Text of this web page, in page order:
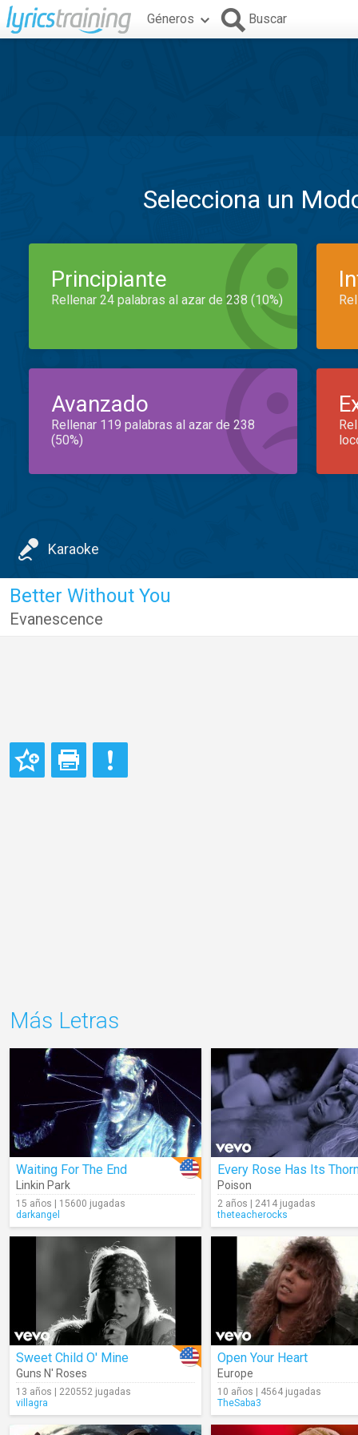
Géneros Buscar
Selecciona un
Principiante
Rellenar 24 palabras al azar de 238 (10%)
Avanzado
Rellenar 119 palabras al azar de 238
(50%)
Karaoke
Better Without You
Evanescence
Más Letras
Waiting For The End
Linkin Park
15 años | 15600 jugadas
darkangel
Every Rose Has Its
Poison
2 años | 2414 jugadas
theteacherocks
Sweet Child O' Mine
Guns N' Roses
13 años | 220552 jugadas
villagra
Open Your Heart
Europe
10 años | 4564 jugadas
TheSaba3